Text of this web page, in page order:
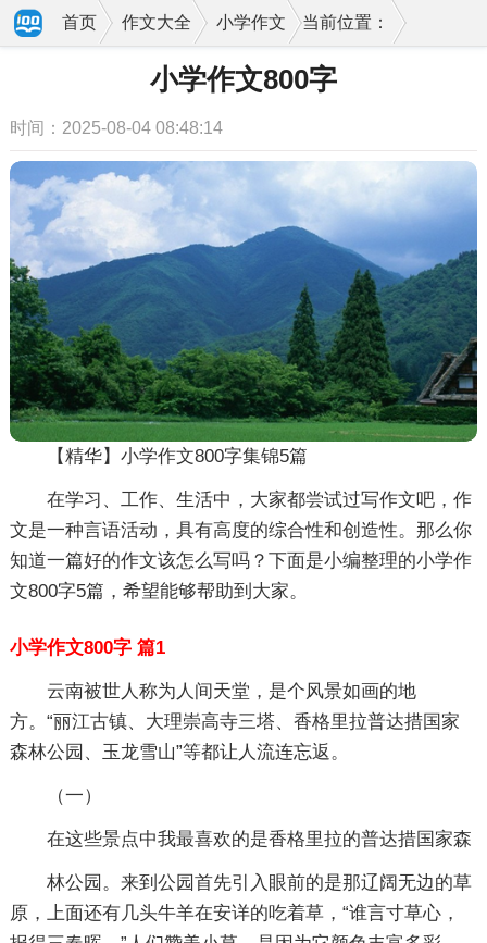
当前位置：
首页 作文大全 小学作文
小学作文800字
时间：2025-08-04 08:48:14
【精华】小学作文800字集锦5篇
在学习、工作、生活中，大家都尝试过写作文吧，作
文是一种言语活动，具有高度的综合性和创造性。那么你
知道一篇好的作文该怎么写吗？下面是小编整理的小学作
文800字5篇，希望能够帮助到大家。
小学作文800字 篇1
云南被世人称为人间天堂，是个风景如画的地
方。“丽江古镇、大理崇高寺三塔、香格里拉普达措国家
森林公园、玉龙雪山”等都让人流连忘返。
（一）
在这些景点中我最喜欢的是香格里拉的普达措国家森
林公园。来到公园首先引入眼前的是那辽阔无边的草
原，上面还有几头牛羊在安详的吃着草，“谁言寸草心，